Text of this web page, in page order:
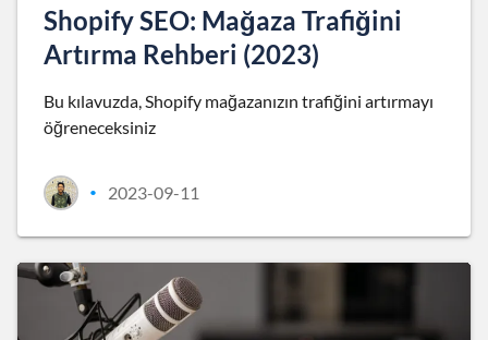
Shopify SEO: Mağaza Trafiğini
Artırma Rehberi (2023)
Bu kılavuzda, Shopify mağazanızın trafiğini artırmayı
öğreneceksiniz
• 2023-09-11